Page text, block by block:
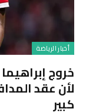
أخبار الرياضة
خروج
لأن عقد
كبير